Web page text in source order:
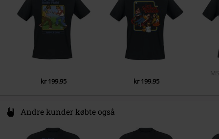
kr 199.95 kr 199.95
Andre kunder købte også